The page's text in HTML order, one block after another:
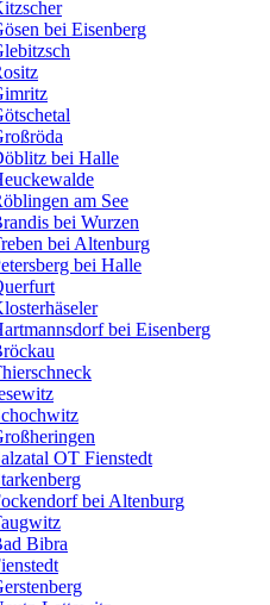
bei Eisenberg
bei Halle
am See
bei Wurzen
bei Altenburg
bei Halle
bei Eisenberg
OT Fienstedt
bei Altenburg
Bibra